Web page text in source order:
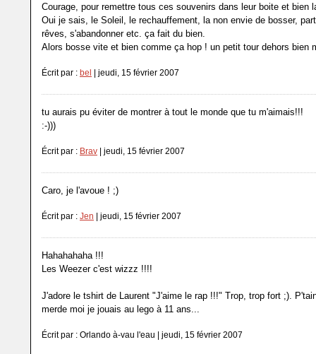
Courage, pour remettre tous ces souvenirs dans leur boite et bien
Oui je sais, le Soleil, le rechauffement, la non envie de bosser,
rêves, s'abandonner etc. ça fait du bien.
Alors bosse vite et bien comme ça hop ! un petit tour dehors bien
Écrit par : bel | jeudi, 15 février 2007
tu aurais pu éviter de montrer à tout le monde que tu m'aimais!!!
:-)))
Écrit par : Brav | jeudi, 15 février 2007
Caro, je l'avoue ! ;)
Écrit par : Jen | jeudi, 15 février 2007
Hahahahaha !!!
Les Weezer c'est wizzz !!!!
J'adore le tshirt de Laurent "J'aime le rap !!!" Trop, trop fort ;).
merde moi je jouais au lego à 11 ans...
Écrit par : Orlando à-vau l'eau | jeudi, 15 février 2007